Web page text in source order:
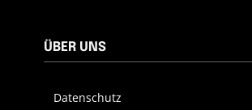
ÜBER UNS
Datenschutz